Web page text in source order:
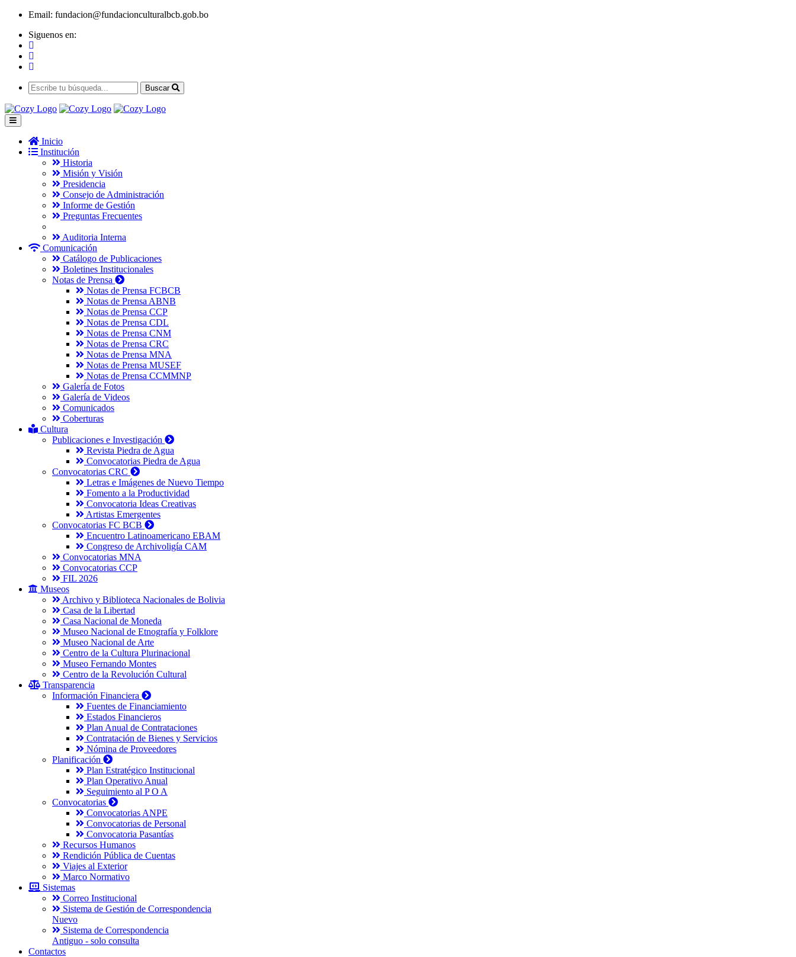
Email: fundacion@fundacionculturalbcb.gob.bo
Siguenos en:
Buscar
Inicio
Institución
Historia
Misión y Visión
Presidencia
Consejo de Administración
Informe de Gestión
Preguntas Frecuentes
Auditoria Interna
Comunicación
Catálogo de Publicaciones
Boletines Institucionales
Notas de Prensa
Notas de Prensa FCBCB
Notas de Prensa ABNB
Notas de Prensa CCP
Notas de Prensa CDL
Notas de Prensa CNM
Notas de Prensa CRC
Notas de Prensa MNA
Notas de Prensa MUSEF
Notas de Prensa CCMMNP
Galería de Fotos
Galería de Videos
Comunicados
Coberturas
Cultura
Publicaciones e Investigación
Revista Piedra de Agua
Convocatorias Piedra de Agua
Convocatorias CRC
Letras e Imágenes de Nuevo Tiempo
Fomento a la Productividad
Convocatoria Ideas Creativas
Artistas Emergentes
Convocatorias FC BCB
Encuentro Latinoamericano EBAM
Congreso de Archivoligía CAM
Convocatorias MNA
Convocatorias CCP
FIL 2026
Museos
Archivo y Biblioteca Nacionales de Bolivia
Casa de la Libertad
Casa Nacional de Moneda
Museo Nacional de Etnografía y Folklore
Museo Nacional de Arte
Centro de la Cultura Plurinacional
Museo Fernando Montes
Centro de la Revolución Cultural
Transparencia
Información Financiera
Fuentes de Financiamiento
Estados Financieros
Plan Anual de Contrataciones
Contratación de Bienes y Servicios
Nómina de Proveedores
Planificación
Plan Estratégico Institucional
Plan Operativo Anual
Seguimiento al P O A
Convocatorias
Convocatorias ANPE
Convocatorias de Personal
Convocatoria Pasantías
Recursos Humanos
Rendición Pública de Cuentas
Viajes al Exterior
Marco Normativo
Sistemas
Correo Institucional
Sistema de Gestión de Correspondencia
Nuevo
Sistema de Correspondencia
Antiguo - solo consulta
Contactos